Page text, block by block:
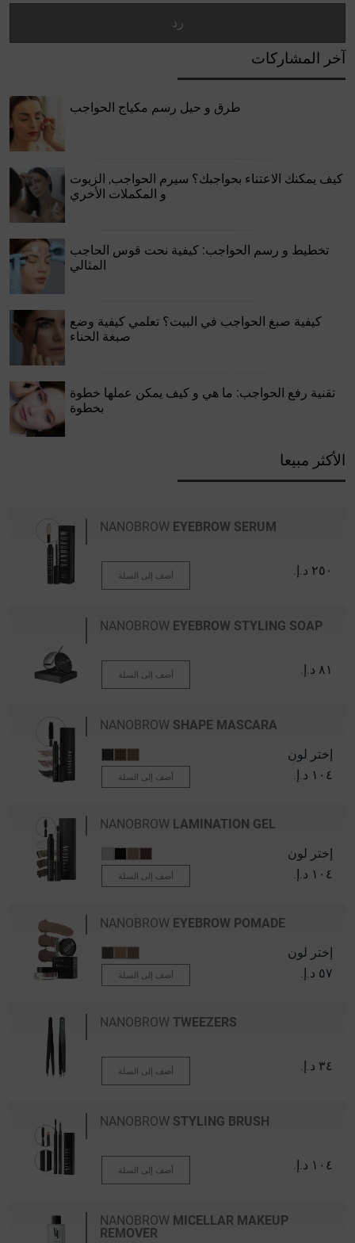
آخر المشاركات
طرق و حيل رسم مكياج الحواجب
كيف يمكنك الاعتناء بحواجبك؟ سيرم الحواجب, الزيوت
و المكملات الأخري
تخطيط و رسم الحواجب: كيفية نحت قوس الحاجب
المثالي
كيفية صبغ الحواجب في البيت؟ تعلمي كيفية وضع
صبغة الحناء
تقنية رفع الحواجب: ما هي و كيف يمكن عملها خطوة
بخطوة
الأكثر مبيعا
NANOBROW EYEBROW SERUM
أضف إلى السلة ٢٥٠ د.إ.‏
NANOBROW EYEBROW STYLING SOAP
أضف إلى السلة ٨١ د.إ.‏
NANOBROW SHAPE MASCARA
إختر لون
أضف إلى السلة ١٠٤ د.إ.‏
NANOBROW LAMINATION GEL
إختر لون
أضف إلى السلة ١٠٤ د.إ.‏
NANOBROW EYEBROW POMADE
إختر لون
أضف إلى السلة ٥٧ د.إ.‏
NANOBROW TWEEZERS
أضف إلى السلة ٣٤ د.إ.‏
NANOBROW STYLING BRUSH
أضف إلى السلة ١٠٤ د.إ.‏
NANOBROW MICELLAR MAKEUP
REMOVER